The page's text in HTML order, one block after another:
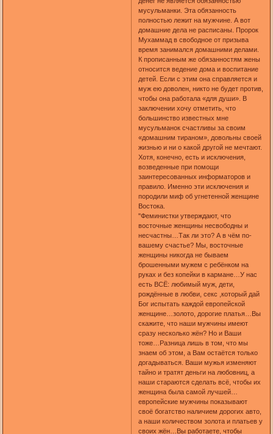
мусульманки. Эта обязанность
полностью лежит на мужчине. А вот
домашние дела не расписаны. Пророк
Мухаммад в свободное от призыва
время занимался домашними делами.
К прописанным же обязанностям жены
относится ведение дома и воспитание
детей. Если с этим она справляется и
муж ею доволен, никто не будет против,
чтобы она работала «для души». В
заключении хочу отметить, что
большинство известных мне
мусульманок счастливы за своим
«домашним тираном», довольны своей
жизнью и ни о какой другой не мечтают.
Хотя, конечно, есть и исключения,
возведенные при помощи
заинтересованных информаторов и
правило. Именно эти исключения и
породили миф об угнетенной женщине
Востока.
"Феминистки утверждают, что
восточные женщины несвободны и
несчастны…Так ли это? А в чём по-
вашему счастье? Мы, восточные
женщины никогда не бываем
брошенными мужем с ребёнком на
руках и без копейки в кармане…У нас
есть ВСЁ: любимый муж, дети,
рождённые в любви, секс ,который дай
Бог испытать каждой европейской
женщине…золото, дорогие платья…Вы
скажите, что наши мужчины имеют
сразу несколько жён? Но и Ваши
тоже…Разница лишь в том, что мы
знаем об этом, а Вам остаётся только
догадываться. Ваши мужья изменяют
тайно и тратят деньги на любовниц, а
наши стараются сделать всё, чтобы их
женщина была самой лучшей…
европейские мужчины показывают
своё богатство наличием дорогих авто,
а наши количеством золота и платьев у
своих жён…Вы работаете, чтобы